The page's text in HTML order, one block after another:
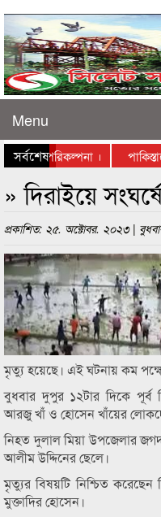
Menu
সর্বশেষ
স্থাপনের পরিকল্পনা ।
নামলেন ব্যবসায়ীরা
» দিরাইয়ে
প্রকাশিত: ২৫. অক্টোবর. ২০২৩ |
মৃত্যু হয়েছে। এই ঘটনায় কম
বুধবার দুপুর ১২টার দিকে পূর্ব
আরজু খাঁ ও হোসেন খাঁয়ের
নিহত দুলাল মিয়া উপজেলার
আলীম উদ্দিনের ছেলে।
মৃত্যুর বিষয়টি নিশ্চিত করেছেন
মুক্তাদির হোসেন।